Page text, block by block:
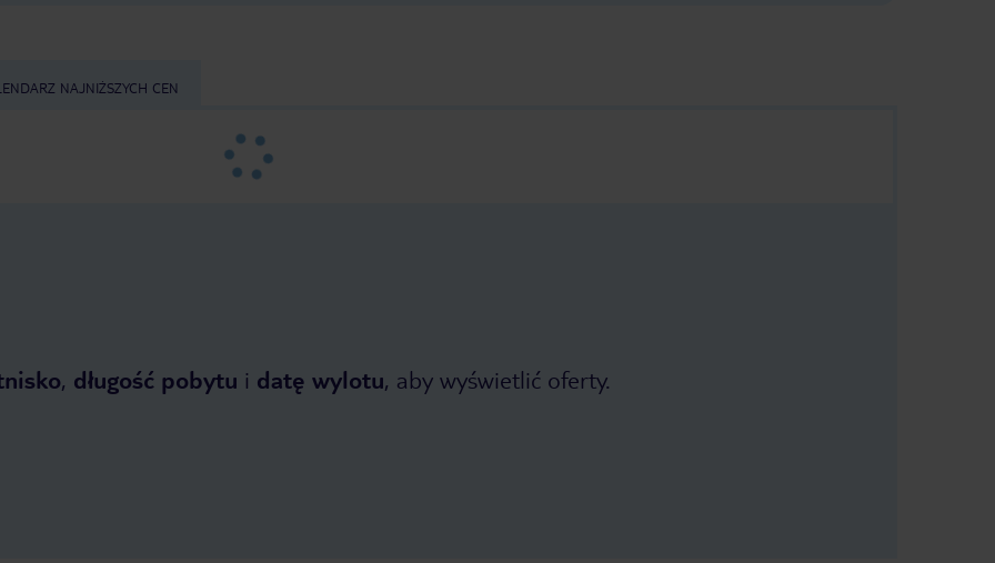
NAJNIŻSZYCH CEN
, długość pobytu i datę wylotu, aby wyświetlić oferty.